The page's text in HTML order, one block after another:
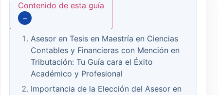
Contenido de esta guía
−
Asesor en Tesis en Maestría en Ciencias
Contables y Financieras con Mención en
Tributación: Tu Guía cara el Éxito
Académico y Profesional
Importancia de la Elección del Asesor en